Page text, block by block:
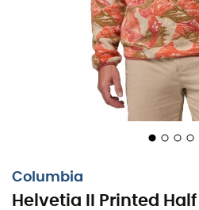
Columbia
Helvetia II Printed